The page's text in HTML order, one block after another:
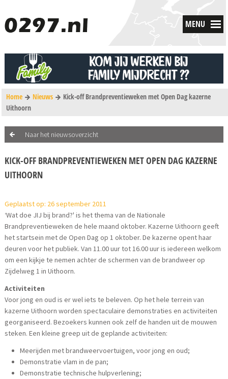
MENU
Home Nieuws
Kick-off Brandpreventieweken met Open Dag kazerne
Uithoorn
Naar het nieuwsoverzicht
KICK-OFF BRANDPREVENTIEWEKEN MET OPEN DAG KAZERNE
UITHOORN
Geplaatst op: 26 september 2011
‘Wat doe JIJ bij brand?' is het thema van de Nationale
Brandpreventieweken de hele maand oktober. Kazerne Uithoorn geeft
het startsein met de Open Dag op 1 oktober. De kazerne opent haar
deuren voor het publiek. Van 11.00 uur tot 16.00 uur is iedereen welkom
om een kijkje te nemen achter de schermen van de brandweer op
Zijdelweg 1 in Uithoorn.
Activiteiten
Voor jong en oud is er wel iets te beleven. Op het hele terrein van
kazerne Uithoorn worden spectaculaire demonstraties en activiteiten
georganiseerd. Bezoekers kunnen ook zelf de handen uit de mouwen
steken. Een kleine greep uit de geplande activiteiten:
Meerijden met brandweervoertuigen, voor jong en oud;
Demonstratie vlam in de pan;
Demonstratie technische hulpverlening;